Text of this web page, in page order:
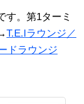
す。第1ターミ
T.E.Iラウンジ／
ドラウンジ